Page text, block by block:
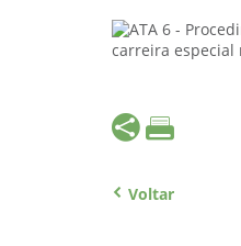
Voltar